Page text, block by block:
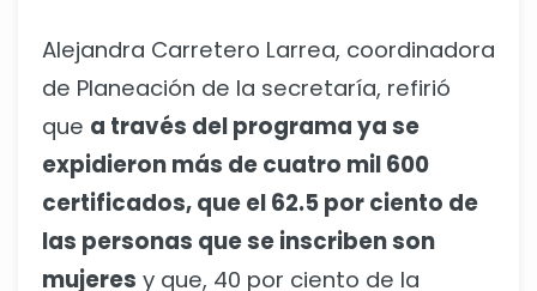
Alejandra Carretero Larrea, coordinadora
de Planeación de la secretaría, refirió
que a través del programa ya se
expidieron más de cuatro mil 600
certificados, que el 62.5 por ciento de
las personas que se inscriben son
mujeres y que, 40 por ciento de la